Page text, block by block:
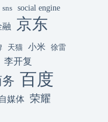
sns social engine
融 京东
天猫 小米 徐雷
李开复
百度
自媒体 荣耀